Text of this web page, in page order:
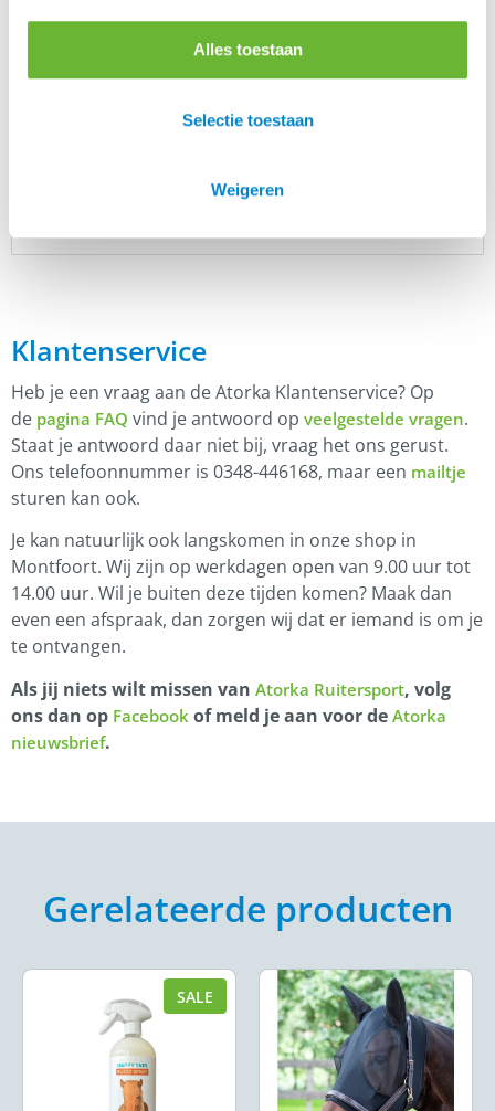
Alles toestaan
Selectie toestaan
Weigeren
hebben, kunnen een beoordeling schrijven.
Klantenservice
Heb je een vraag aan de Atorka Klantenservice? Op
de pagina FAQ vind je antwoord op veelgestelde vragen.
Staat je antwoord daar niet bij, vraag het ons gerust.
Ons telefoonnummer is 0348-446168, maar een mailtje
sturen kan ook.
Je kan natuurlijk ook langskomen in onze shop in
Montfoort. Wij zijn op werkdagen open van 9.00 uur tot
14.00 uur. Wil je buiten deze tijden komen? Maak dan
even een afspraak, dan zorgen wij dat er iemand is om je
te ontvangen.
Als jij niets wilt missen van Atorka Ruitersport, volg
ons dan op Facebook of meld je aan voor de Atorka
nieuwsbrief.
Gerelateerde producten
SALE